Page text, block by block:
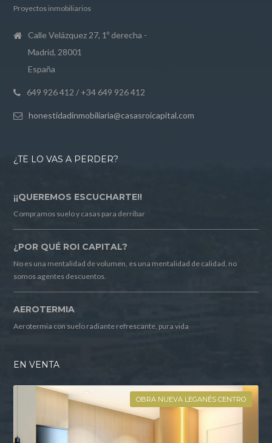
Proyectos inmobiliarios
Calle Velázquez 27, 1º derecha -
Madrid, 28001
España
649 926 412 / +34 649 926 412
honestidadinmobiliaria@casasroicapital.com
¿TE LO VAS A PERDER?
¡¡QUEREMOS ESCUCHARTE!!
Compramos suelo y casas para derribar
¿POR QUÉ ROI CAPITAL?
No es una mentalidad de volumen, es una mentalidad de calidad, no
somos agentes descuentos.
AEROTERMIA
Aerotermia con suelo radiante refrescante, pura vida
EN VENTA
OBRA NUEVA LEGANÉS CENTRO